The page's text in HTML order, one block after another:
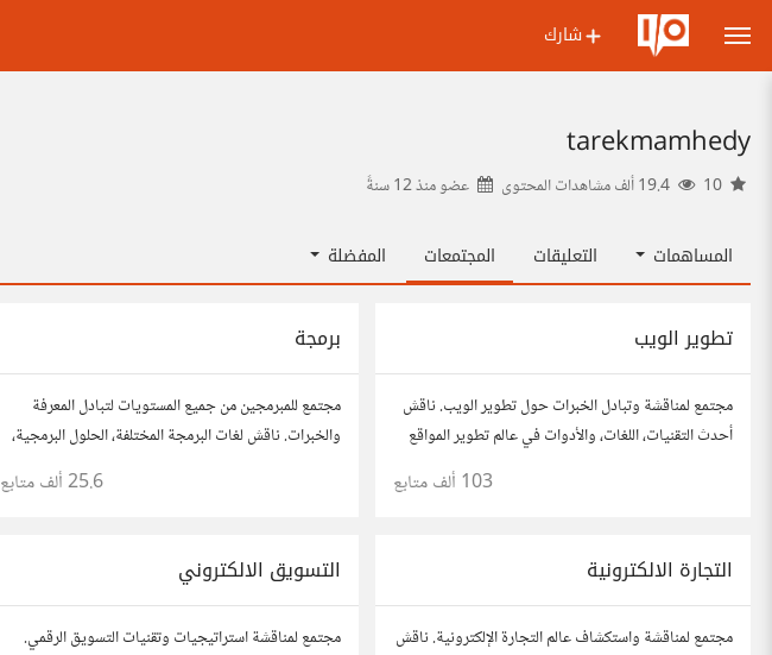
شارك
tarekmamhedy
عضو منذ12 سنةً
المساهمات التعليقات المجتمعات المفضلة
تطوير الويب
مجتمع لمناقشة وتبادل الخبرات حول تطوير الويب. ناقش
أحدث التقنيات، اللغات، والأدوات في عالم تطوير المواقع
والتطبيقات. شارك مشاريعك، اسأل عن نصائح، وتعاون مع
103 ألف متابع
برمجة
مجتمع للمبرمجين من جميع المستويات لتبادل المعرفة
والخبرات. ناقش لغات البرمجة المختلفة، الحلول البرمجية،
25.6 ألف متابع
التجارة الالكترونية
مجتمع لمناقشة واستكشاف عالم التجارة الإلكترونية. ناقش
التسويق الالكتروني
مجتمع لمناقشة استراتيجيات وتقنيات التسويق الرقمي.